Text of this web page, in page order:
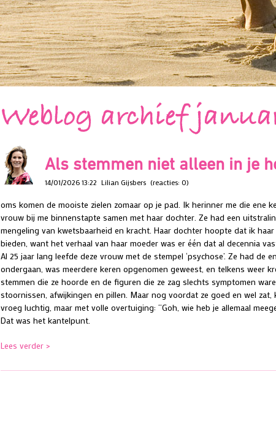
Weblog archief
Als stemmen niet alleen in je
14/01/2026 13:22 Lilian Gijsbers (reacties: 0)
oms komen de mooiste zielen zomaar op je pad. Ik herinner me die ene
vrouw bij me binnenstapte samen met haar dochter. Ze had een
mengeling van kwetsbaarheid en kracht. Haar dochter hoopte dat ik
bieden, want het verhaal van haar moeder was er één dat al decennia
Al 25 jaar lang leefde deze vrouw met de stempel ‘psychose’. Ze had de
ondergaan, was meerdere keren opgenomen geweest, en telkens weer
stemmen die ze hoorde en de figuren die ze zag slechts symptomen
stoornissen, afwijkingen en pillen. Maar nog voordat ze goed en wel zat,
vroeg luchtig, maar met volle overtuiging: “Goh, wie heb je allemaal
Dat was het kantelpunt.
Lees verder >